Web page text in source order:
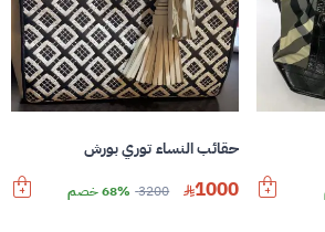
حقائب النساء توري بورش
1000
3200 68% خصم